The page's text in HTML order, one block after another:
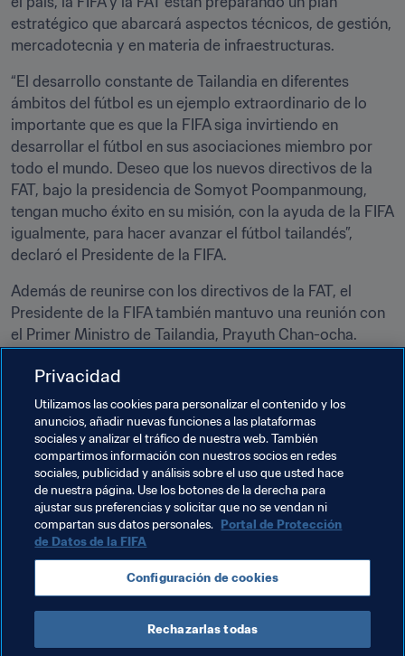
estratégico que abarcará aspectos técnicos, de gestión,
mercadotecnia y en materia de infraestructuras.
“El desarrollo constante de Tailandia en diferentes
ámbitos del fútbol es un ejemplo extraordinario de lo
importante que es que la FIFA siga invirtiendo en
desarrollar el fútbol en sus asociaciones miembro por
todo el mundo. Deseo que los nuevos directivos de la
FAT, bajo la presidencia de Somyot Poompanmoung,
tengan mucho éxito en su misión, con la ayuda de la FIFA
igualmente, para hacer avanzar el fútbol tailandés”,
declaró el Presidente de la FIFA.
Además de reunirse con los directivos de la FAT, el
Presidente de la FIFA también mantuvo una reunión con
el Primer Ministro de Tailandia, Prayuth Chan-ocha.
Tailandia albergó dos competiciones de la FIFA en
Mundial Femenina Sub-20 de la FIFA (entonces Sub-19)
en 2004, así como la última edición de la Copa Mundial
de Fútsal de la FIFA en 2012.‎
Temas relacionados
Presidente de la FIFA Organización Thailand
AFC
Privacidad
Utilizamos las cookies para personalizar el contenido y los
anuncios, añadir nuevas funciones a las plataformas
sociales y analizar el tráfico de nuestra web. También
compartimos información con nuestros socios en redes
sociales, publicidad y análisis sobre el uso que usted hace
de nuestra página. Use los botones de la derecha para
ajustar sus preferencias y solicitar que no se vendan ni
compartan sus datos personales. Portal de Protección
de Datos de la FIFA
Configuración de cookies
Rechazarlas todas